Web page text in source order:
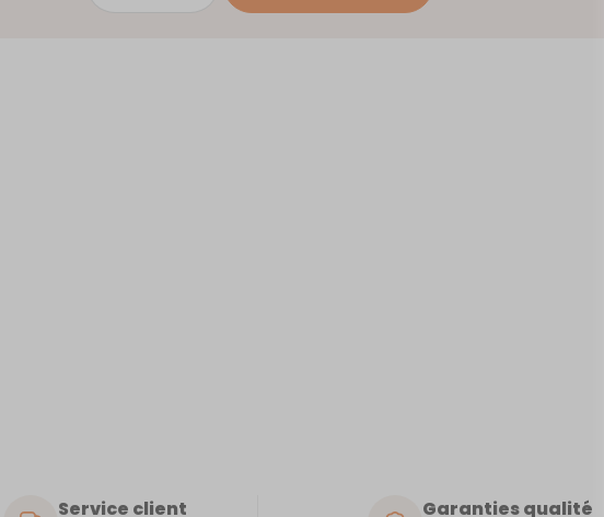
Service client Garanties qualité